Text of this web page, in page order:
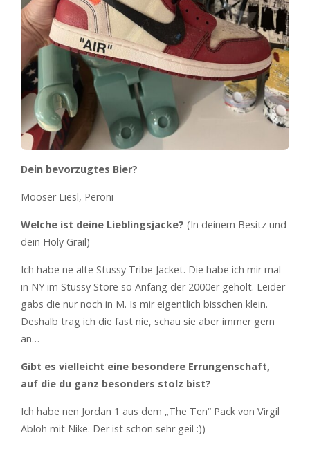
Dein bevorzugtes Bier?
Mooser Liesl, Peroni
Welche ist deine Lieblingsjacke? (In deinem Besitz und
dein Holy Grail)
Ich habe ne alte Stussy Tribe Jacket. Die habe ich mir mal
in NY im Stussy Store so Anfang der 2000er geholt. Leider
gabs die nur noch in M. Is mir eigentlich bisschen klein.
Deshalb trag ich die fast nie, schau sie aber immer gern
an…
Gibt es vielleicht eine besondere Errungenschaft,
auf die du ganz besonders stolz bist?
Ich habe nen Jordan 1 aus dem „The Ten“ Pack von Virgil
Abloh mit Nike. Der ist schon sehr geil :))